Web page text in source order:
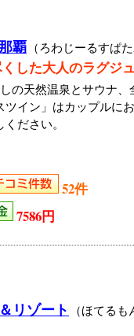
覇 （ろわじーるすぱ
した大人のラグジ
の天然温泉とサウナ
イン」はカップルに
ださい。
52件
7586円
リゾート
（ほてる